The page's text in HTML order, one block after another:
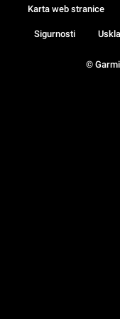
©
Karta web stranice
Sigurnosti